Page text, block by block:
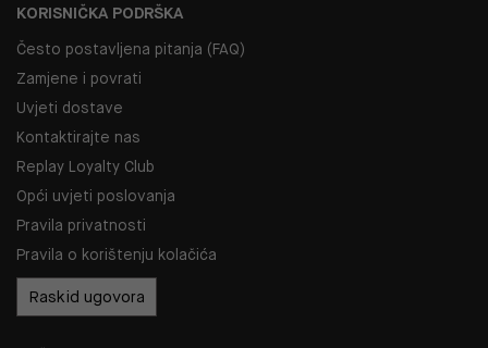
KORISNIČKA PODRŠKA
Često postavljena pitanja (FAQ)
Zamjene i povrati
Uvjeti dostave
Kontaktirajte nas
Replay Loyalty Club
Opći uvjeti poslovanja
Pravila privatnosti
Pravila o korištenju kolačića
Raskid ugovora